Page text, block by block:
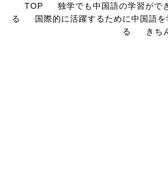
TOP 独学でも中国語の学習がで
る
国際的に活躍するために中国語を
る
きち